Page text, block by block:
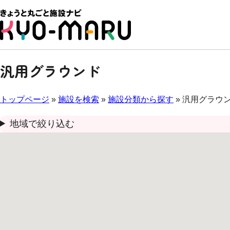
汎用グラウンド
トップページ » 施設を検索 » 施設分類から探す » 汎用グラウ
地域で絞り込む